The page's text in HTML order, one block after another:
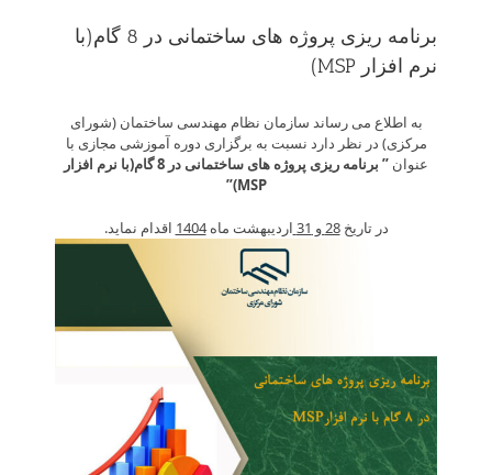
برنامه ریزی پروژه های ساختمانی در 8 گام(با
نرم افزار MSP)
به اطلاع می رساند سازمان نظام مهندسی ساختمان (شورای
مرکزی) در نظر دارد نسبت به برگزاری دوره آموزشی مجازی با
عنوان ” برنامه ریزی پروژه های ساختمانی در 8 گام(با نرم افزار
MSP
)”
در تاریخ28 و 31 اردیبهشت ماه1404 اقدام نماید.